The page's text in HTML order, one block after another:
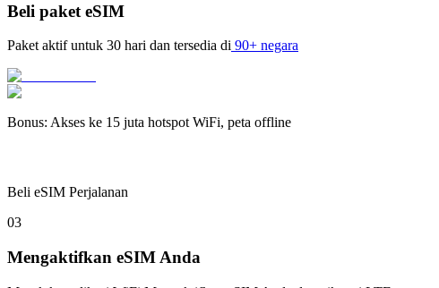
Beli paket eSIM
Paket aktif untuk 30 hari dan tersedia di 90+ negara
Bonus: Akses ke 15 juta hotspot WiFi, peta offline
Beli eSIM Perjalanan
03
Mengaktifkan eSIM Anda